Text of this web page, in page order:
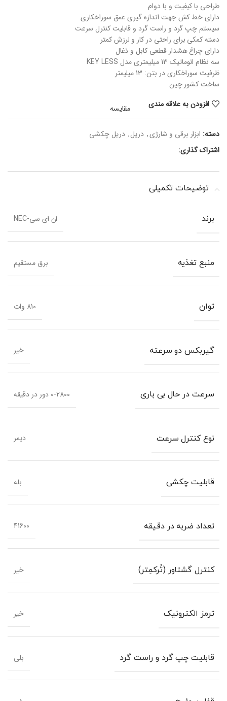
طراحی با کیفیت و با دوام
دارای خط کش جهت اندازه گیری عمق سوراخکاری
سیستم چپ گرد و راست گرد و قابلیت کنترل سرعت
دسته کمکی برای راحتی در کار و لرزش کمتر
دارای چراغ هشدار قطعی کابل و ذغال
سه نظام اتوماتیک 13 میلیمتری مدل KEY LESS
ظرفیت سوراخکاری در بتن: 13 میلیمتر
ساخت کشور چین
افزودن به علاقه مندی
مقایسه
دسته: ابزار برقی و شارژی, دریل, دریل چکشی
اشتراک گذاری:
توضیحات تکمیلی
برند ان ای سی-NEC
منبع تغذیه برق مستقیم
توان 810 وات
گیربکس دو سرعته خیر
سرعت در حال بی باری 0-2800 دور در دقیقه
نوع کنترل سرعت دیمر
قابلیت چکشی بله
تعداد ضربه در دقیقه 41600
کنترل گشتاور (تُرکمِتر) خیر
ترمز الکترونیک خیر
قابلیت چپ گرد و راست گرد بلی